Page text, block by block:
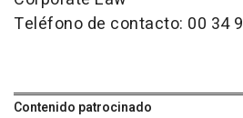
Teléfono de contacto: 00 34
Contenido patrocinado